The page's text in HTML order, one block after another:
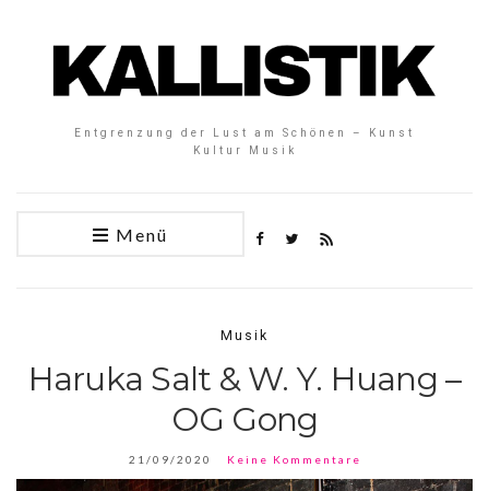
Entgrenzung der Lust am Schönen – Kunst
Kultur Musik
Menü
Musik
Haruka Salt & W. Y. Huang –
OG Gong
21/09/2020 Keine Kommentare